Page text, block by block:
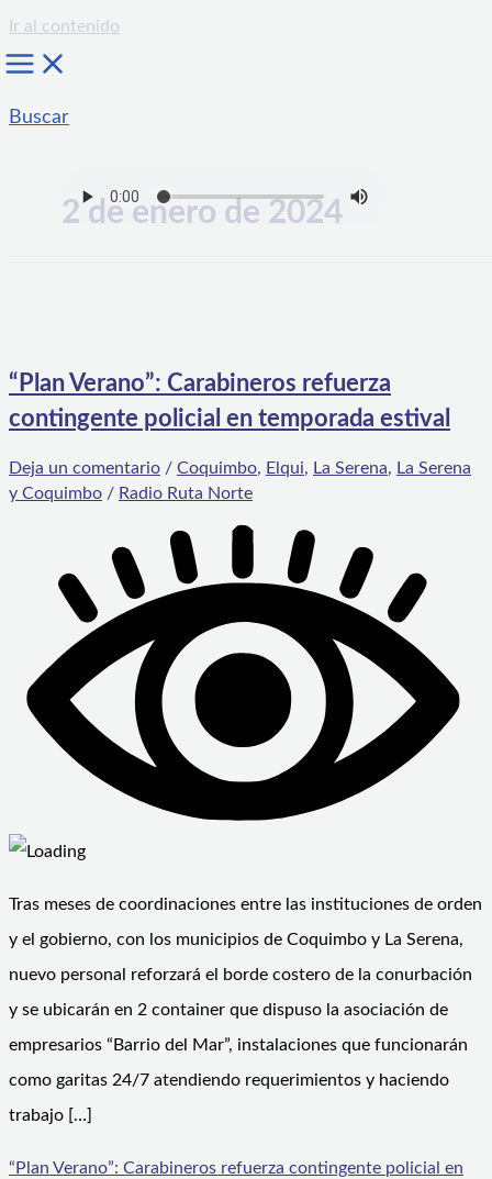
Ir al contenido
Buscar
2 de enero de 2024
“Plan Verano”: Carabineros refuerza
contingente policial en temporada estival
Deja un comentario / Coquimbo, Elqui, La Serena, La Serena
y Coquimbo / Radio Ruta Norte
Tras meses de coordinaciones entre las instituciones de orden
y el gobierno, con los municipios de Coquimbo y La Serena,
nuevo personal reforzará el borde costero de la conurbación
y se ubicarán en 2 container que dispuso la asociación de
empresarios “Barrio del Mar”, instalaciones que funcionarán
como garitas 24/7 atendiendo requerimientos y haciendo
trabajo […]
“Plan Verano”: Carabineros refuerza contingente policial en